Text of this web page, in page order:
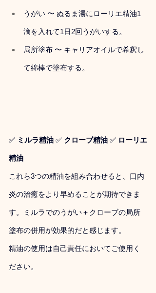
うがい 〜 ぬるま湯にローリエ精油1
滴を入れて1日2回うがいする。
局所塗布 〜 キャリアオイルで希釈し
て綿棒で塗布する。
✅ ミルラ精油 ✅ クローブ精油 ✅ ローリエ
精油
これら3つの精油を組み合わせると、口内
炎の治癒をより早めることが期待できま
す。ミルラでのうがい＋クローブの局所
塗布の併用が効果的だと感じます。
精油の使用は自己責任においてご使用く
ださい。